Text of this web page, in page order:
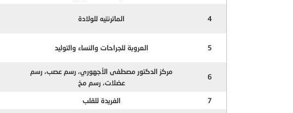
4 الماترنتيه للولادة
5 العروبة للجراحات والنساء والتوليد
6
مركز الدكتور مصطفى الأجهوري، رسم عصب، رسم
عضلات، رسم مخ
7 الفريدة للقلب